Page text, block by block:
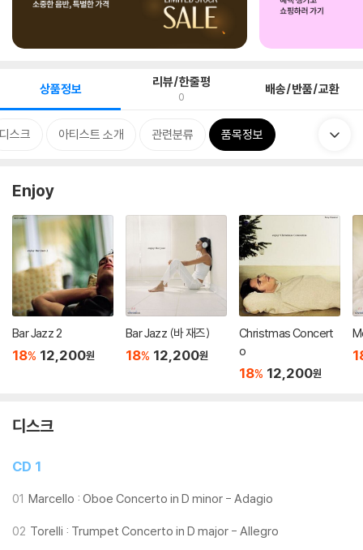
상품정보 리뷰/한줄평
0 배송/반품/교환
디스크 아티스트 소개 관련분류 품목정보
Enjoy
Bar Jazz 2
18% 12,200원
Bar Jazz (바 재즈)
18% 12,200원
Christmas Concert
o
18% 12,200원
디스크
CD 1
01 Marcello : Oboe Concerto in D minor - Adagio
02 Torelli : Trumpet Concerto in D major - Allegro